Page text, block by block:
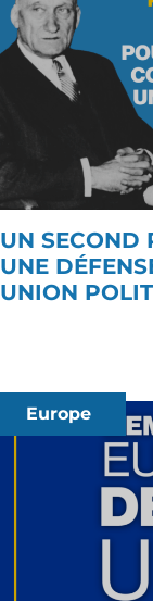
UN SECOND
UNE
UNION
Europe